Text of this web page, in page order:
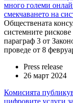
много големи
смекчаването на
Обществената
системните
параграф 3 от
проведе от 8
Press release
26 март 2024
Комисията